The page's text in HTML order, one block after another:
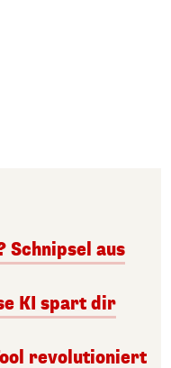
Schnipsel aus
KI spart dir
revolutioniert